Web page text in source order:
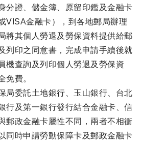
分證、儲金簿、原留印鑑及金融卡
VISA金融卡），到各地郵局辦理
將其個人勞退及勞保資料提供給郵
列印之同意書，完成申請手續後就
機查詢及列印個人勞退及勞保資
免費。
局委託土地銀行、玉山銀行、台北
行及第一銀行發行結合金融卡、信
郵政金融卡屬性不同，兩者不相衝
同時申請勞動保障卡及郵政金融卡